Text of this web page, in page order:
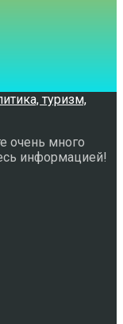
очень много
информацией!